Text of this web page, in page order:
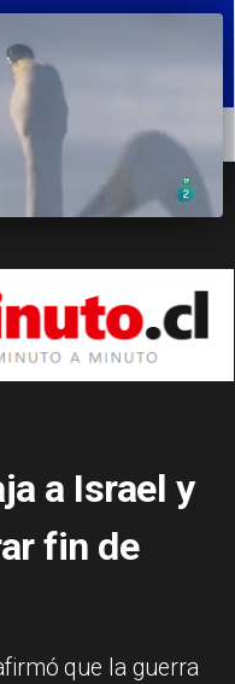
ECONOMÍA
a Israel y
fin de
que la guerra